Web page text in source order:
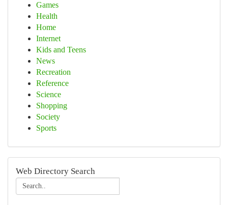
Games
Health
Home
Internet
Kids and Teens
News
Recreation
Reference
Science
Shopping
Society
Sports
Web Directory Search